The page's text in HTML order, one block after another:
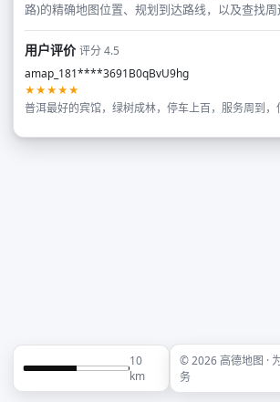
路)的精确地图位置、规划到达路线，以及查找周
用户评价评分 4.5
amap_181****3691B0qBvU9hg
★★★★★
普洱最好的宾馆，绿树成林，停车上百，服务周到
10
km
© 2026 高德地图 ·
务